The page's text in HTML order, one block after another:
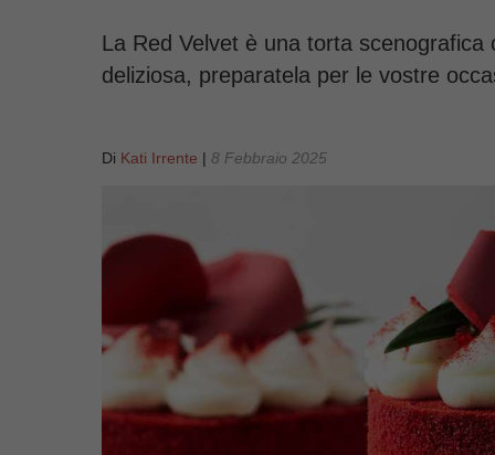
La Red Velvet è una torta
deliziosa, preparatela per le vostre
Di Kati Irrente | 8 Febbraio 2025